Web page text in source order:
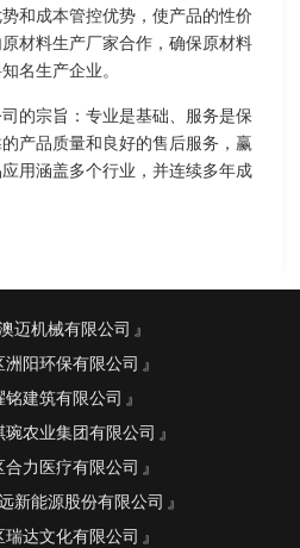
和成本管控优势，使产品的性价
材料生产厂家合作，确保原材料
名生产企业。
的宗旨：专业是基础、服务是保
产品质量和良好的售后服务，赢
用涵盖多个行业，并连续多年成
迈机械有限公司
阳环保有限公司
铭建筑有限公司
农业集团有限公司
力医疗有限公司
新能源股份有限公司
达文化有限公司